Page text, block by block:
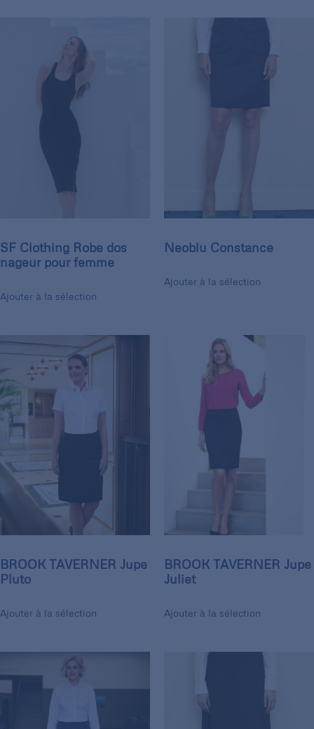
SF Clothing Robe dos
nageur pour femme
Ajouter à la sélection
Neoblu Constance
Ajouter à la sélection
BROOK TAVERNER Jupe
Pluto
Ajouter à la sélection
BROOK TAVERNER Jupe
Juliet
Ajouter à la sélection